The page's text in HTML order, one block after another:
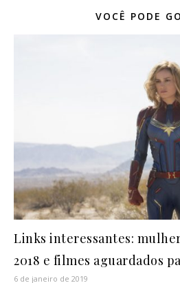
VOCÊ PODE
Links interessantes:
2018 e filmes aguardados
6 de janeiro de 2019